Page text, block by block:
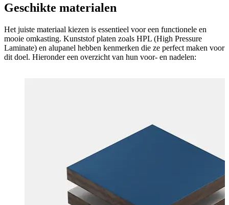
Geschikte materialen
Het juiste materiaal kiezen is essentieel voor een functionele en
mooie omkasting. Kunststof platen zoals HPL (High Pressure
Laminate) en alupanel hebben kenmerken die ze perfect maken voor
dit doel. Hieronder een overzicht van hun voor- en nadelen: